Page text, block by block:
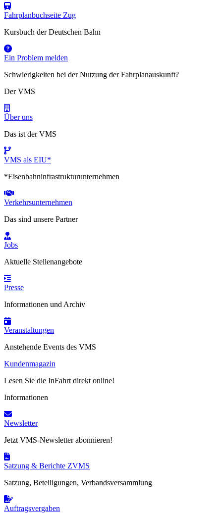
Fahrplanbuchseite Zug
Kursbuch der Deutschen Bahn
Ein Problem melden
Schwierigkeiten bei der Nutzung der Fahrplanauskunft?
Der VMS
Über uns
Das ist der VMS
VMS als EIU*
*Eisenbahninfrastrukturunternehmen
Verkehrsunternehmen
Das sind unsere Partner
Jobs
Aktuelle Stellenangebote
Presse
Informationen und Archiv
Veranstaltungen
Anstehende Events des VMS
Kundenmagazin
Lesen Sie die InFahrt direkt online!
Informationen
Newsletter
Jetzt VMS-Newsletter abonnieren!
Satzung & Berichte ZVMS
Satzung, Beteiligungen, Verbandsversammlung
Auftragsvergaben